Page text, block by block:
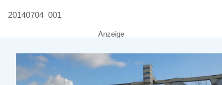
20140704_001
Anzeige